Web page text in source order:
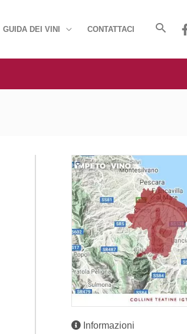
GUIDA DEI VINI CONTATTACI
Informazioni